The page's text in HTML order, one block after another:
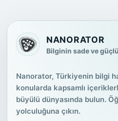
NANORATOR
Bilginin sade ve
Nanorator, Türkiyenin bilgi
konularda kapsamlı
büyülü dünyasında bulun.
yolculuğuna çıkın.